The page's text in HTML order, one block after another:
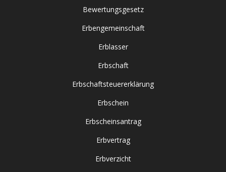
Bewertungsgesetz
Erbengemeinschaft
Erblasser
Erbschaft
Erbschaftsteuererklärung
Erbschein
Erbscheinsantrag
Erbvertrag
Erbverzicht